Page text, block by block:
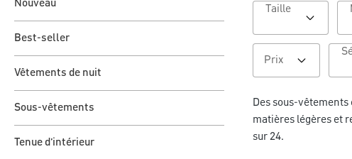
Nouveau
Best-seller
Vêtements de nuit
Sous-vêtements
Tenue d’intérieur
Taille
Prix
Des sous-
matières légères et
sur 24.